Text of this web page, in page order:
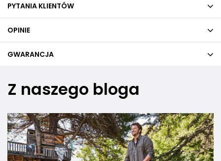
PYTANIA KLIENTÓW
OPINIE
GWARANCJA
Z naszego bloga